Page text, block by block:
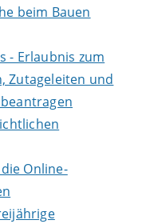
beim Bauen
- Erlaubnis zum
Zutageleiten und
Online-